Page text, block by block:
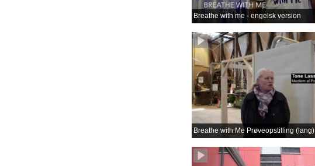
Breathe with me - engelsk version
Breathe with Me Prøveopstilling (lang)